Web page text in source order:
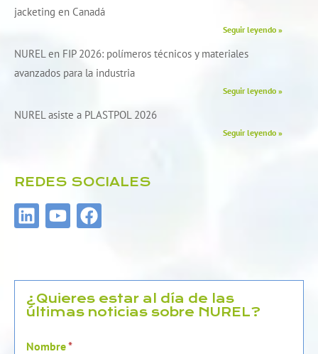
jacketing en Canadá
Seguir leyendo »
NUREL en FIP 2026: polímeros técnicos y materiales
avanzados para la industria
Seguir leyendo »
NUREL asiste a PLASTPOL 2026
Seguir leyendo »
REDES SOCIALES
L
i
e
d
i
Y
o
u
b
e
F
a
b
o
o
¿Quieres estar al día de las
últimas noticias sobre NUREL?
Nombre*